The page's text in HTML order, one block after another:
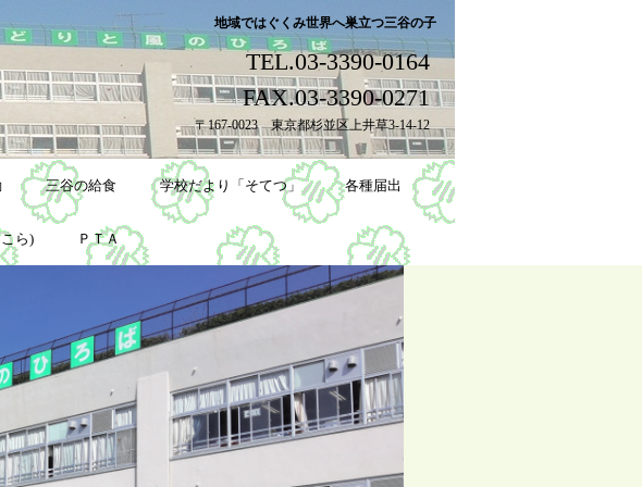
地域ではぐくみ世界へ巣立つ三谷の子
TEL.03-3390-0164
FAX.03-3390-0271
〒167-0023 東京都杉並区上井草3-14-12
三谷の給食 学校だより「そてつ」 各種届出
ら) ＰＴＡ